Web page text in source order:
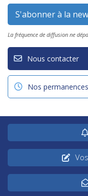
La fréquence de diffusion ne
Nous contacter
Nos permanences